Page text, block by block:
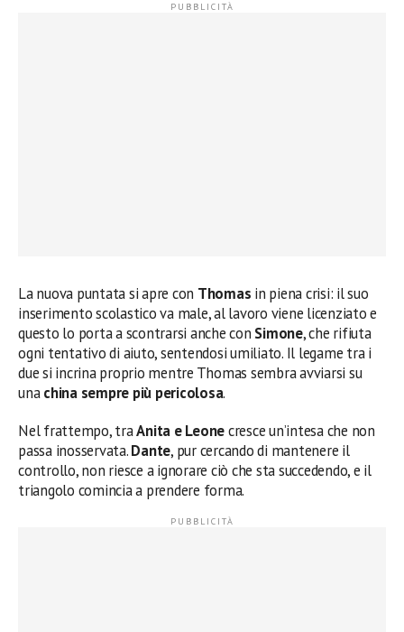
La nuova puntata si apre con Thomas in piena crisi: il suo
inserimento scolastico va male, al lavoro viene licenziato e
questo lo porta a scontrarsi anche con Simone, che rifiuta
ogni tentativo di aiuto, sentendosi umiliato. Il legame tra i
due si incrina proprio mentre Thomas sembra avviarsi su
unachina sempre più pericolosa.
Nel frattempo, traAnita e Leonecresce un’intesa che non
passa inosservata.Dante, pur cercando di mantenere il
controllo, non riesce a ignorare ciò che sta succedendo, e il
triangolo comincia a prendere forma.